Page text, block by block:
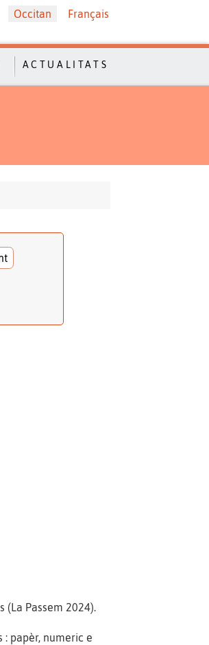
votre langue
Occitan Français
ACTUALITATS
Passem 2024).
papèr, numeric e